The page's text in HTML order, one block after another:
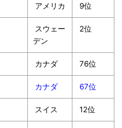
アメリカ 9位
スウェー
デン
2位
カナダ 76位
カナダ 67位
スイス 12位